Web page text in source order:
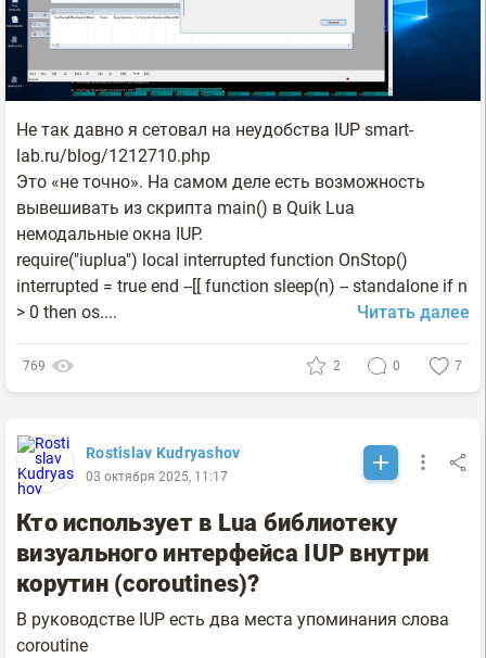
Не так давно я сетовал на неудобства IUP smart-
lab.ru/blog/1212710.php
Это «не точно». На самом деле есть возможность
вывешивать из скрипта main() в Quik Lua
немодальные окна IUP.
require("iuplua") local interrupted function OnStop()
interrupted = true end --[[ function sleep(n) -- standalone if n
> 0 then os....
Читать далее
769 2 0 7
Rostislav Kudryashov
03 октября 2025, 11:17
Кто использует в Lua библиотеку
визуального интерфейса IUP внутри
корутин (coroutines)?
В руководстве IUP есть два места упоминания слова
coroutine